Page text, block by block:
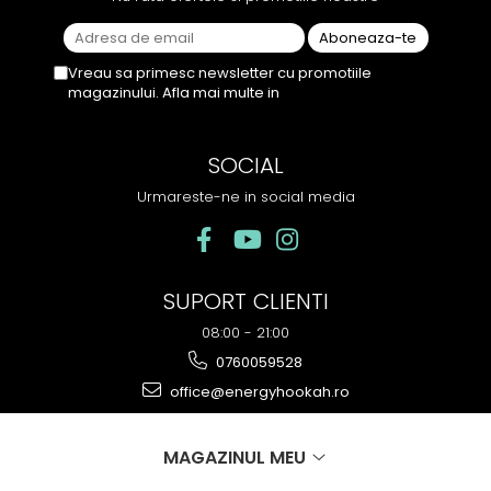
Vreau sa primesc newsletter cu promotiile
magazinului. Afla mai multe in
SOCIAL
Urmareste-ne in social media
SUPORT CLIENTI
08:00 - 21:00
0760059528
office@energyhookah.ro
MAGAZINUL MEU